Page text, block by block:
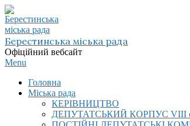
Skip
to
content
Берестинська міська рада
Офіційний вебсайт
Primary
Menu
Menu
Головна
Міська рада
КЕРІВНИЦТВО
ДЕПУТАТСЬКИЙ КОРПУС VIІI